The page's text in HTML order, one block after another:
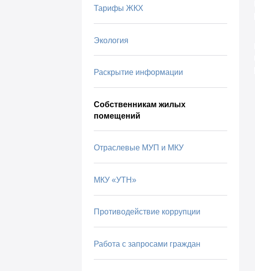
Тарифы ЖКХ
Экология
Раскрытие информации
Собственникам жилых
помещений
Отраслевые МУП и МКУ
МКУ «УТН»
Противодействие коррупции
Работа с запросами граждан